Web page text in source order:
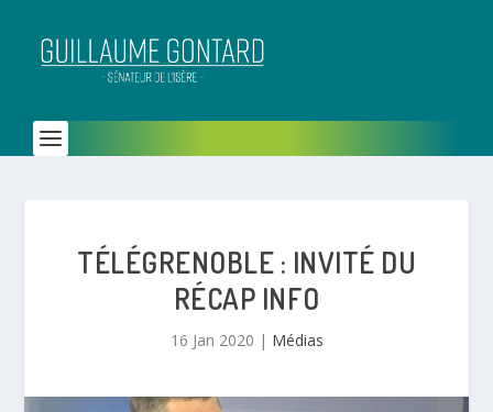
TÉLÉGRENOBLE : INVITÉ DU
RÉCAP INFO
16 Jan 2020 | Médias